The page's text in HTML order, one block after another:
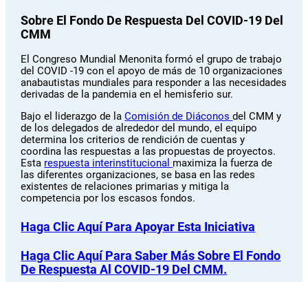
Sobre El Fondo De Respuesta Del COVID-19 Del
CMM
El Congreso Mundial Menonita formó el grupo de trabajo
del COVID -19 con el apoyo de más de 10 organizaciones
anabautistas mundiales para responder a las necesidades
derivadas de la pandemia en el hemisferio sur.
Bajo el liderazgo de laComisión de Diáconosdel CMM y
de los delegados de alrededor del mundo, el equipo
determina los criterios de rendición de cuentas y
coordina las respuestas a las propuestas de proyectos.
Esta respuesta interinstitucional maximiza la fuerza de
las diferentes organizaciones, se basa en las redes
existentes de relaciones primarias y mitiga la
competencia por los escasos fondos.
Haga Clic Aquí Para Apoyar Esta Iniciativa
Haga Clic Aquí Para Saber Más Sobre El Fondo
De Respuesta Al COVID-19 Del CMM.